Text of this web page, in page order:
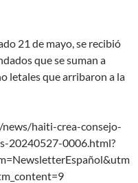
21 de mayo, se recibió
que se suman a
letales que arribaron a la
haiti-crea-consejo-
20240527-0006.html?